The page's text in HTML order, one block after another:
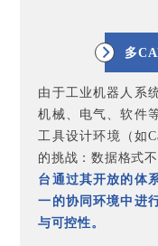
多
由于工业机器人系
机械、电气、软件
工具设计环境（如
的挑战：数据格式不
台通过其开放的体
一的协同环境中进
与可控性。